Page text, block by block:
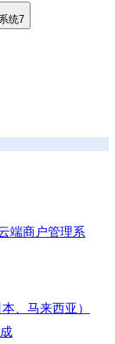
统7
端商户管理系
、马来西亚）